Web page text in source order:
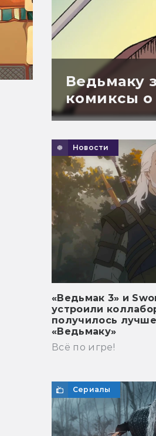
Ведьмаку
комиксы о
Новости
«Ведьмак 3» и
устроили
получилось
«Ведьмаку»
Всё по игре!
Сериалы